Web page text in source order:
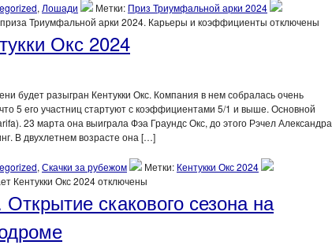
, Лошади Метки: Приз Триумфальной арки 2024
приза Триумфальной арки 2024. Карьеры и коэффициенты отключены
Окс 2024
будет разыгран Кентукки Окс. Компания в нем собралась очень
5 его участниц стартуют с коэффициентами 5/1 и выше. Основной
23 марта она выиграла Фэа Граундс Окс, до этого Рэчел Александра
В двухлетнем возрасте она […]
, Скачки за рубежом Метки: Кентукки Окс 2024
Кентукки Окс 2024отключены
скакового сезона на